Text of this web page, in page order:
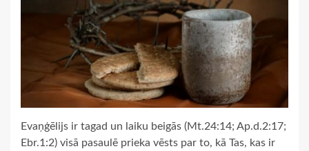
Evaņģēlijs ir tagad un laiku beigās (Mt.24:14; Ap.d.2:17;
Ebr.1:2) visā pasaulē prieka vēsts par to, kā Tas, kas ir